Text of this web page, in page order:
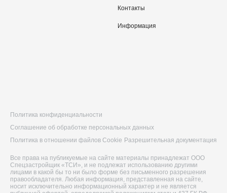
Контакты
Информация
Политика конфиденциальности
Соглашение об обработке персональных данных
Политика в отношении файлов Cookie Разрешительная документация
Все права на публикуемые на сайте материалы принадлежат ООО
Спецзастройщик «ТСИ», и не подлежат использованию другими
лицами в какой бы то ни было форме без письменного разрешения
правообладателя. Любая информация, представленная на сайте,
носит исключительно информационный характер и не является